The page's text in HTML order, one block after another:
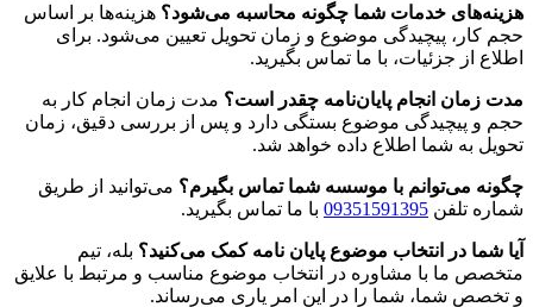
هزینه‌های خدمات شما چگونه محاسبه می‌شود؟ هزینه‌ها بر اساس
حجم کار، پیچیدگی موضوع و زمان تحویل تعیین می‌شود. برای
اطلاع از جزئیات، با ما تماس بگیرید.
مدت زمان انجام پایان‌نامه چقدر است؟ مدت زمان انجام کار به
حجم و پیچیدگی موضوع بستگی دارد و پس از بررسی دقیق، زمان
تحویل به شما اطلاع داده خواهد شد.
چگونه می‌توانم با موسسه شما تماس بگیرم؟ می‌توانید از طریق
شماره تلفن 09351591395 با ما تماس بگیرید.
آیا شما در انتخاب موضوع پایان نامه کمک می‌کنید؟ بله، تیم
متخصص ما با مشاوره در انتخاب موضوع مناسب و مرتبط با علایق
و تخصص شما، شما را در این امر یاری می‌رساند.